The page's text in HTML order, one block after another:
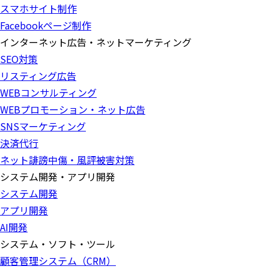
スマホサイト制作
Facebookページ制作
インターネット広告・ネットマーケティング
SEO対策
リスティング広告
WEBコンサルティング
WEBプロモーション・ネット広告
SNSマーケティング
決済代行
ネット誹謗中傷・風評被害対策
システム開発・アプリ開発
システム開発
アプリ開発
AI開発
システム・ソフト・ツール
顧客管理システム（CRM）